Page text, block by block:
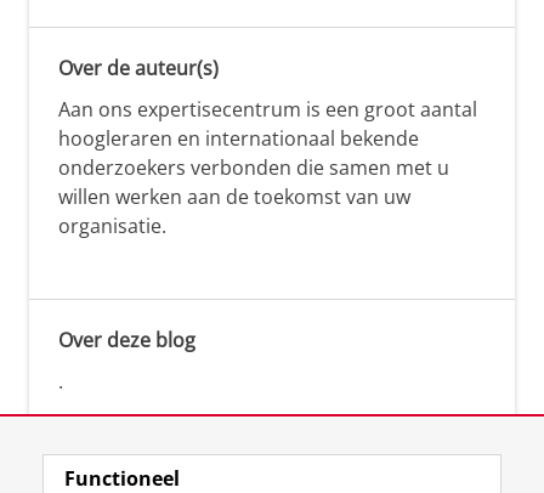
Over de auteur(s)
Aan ons expertisecentrum is een groot aantal
hoogleraren en internationaal bekende
onderzoekers verbonden die samen met u
willen werken aan de toekomst van uw
organisatie.
Over deze blog
.
Functioneel